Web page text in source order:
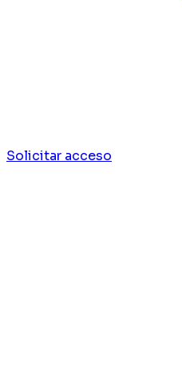
Solicitar acceso